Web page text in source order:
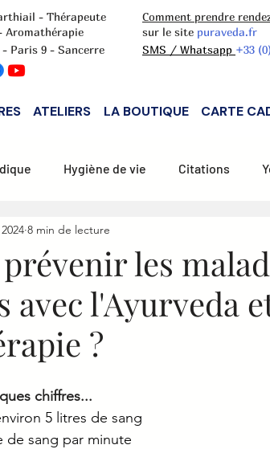
- Thérapeute
Aromathérapie
- Paris 9 - Sancerre
Comment prendre
sur le site puraveda.fr
SMS / Whatsapp +33
ATELIERS LA BOUTIQUE CARTE
Hygiène de vie Citations
Pitta Alimentation Kapha
les
avec l'Ayurveda
?
8 min de lecture
chiffres...
5 litres de sang
de sang par minute